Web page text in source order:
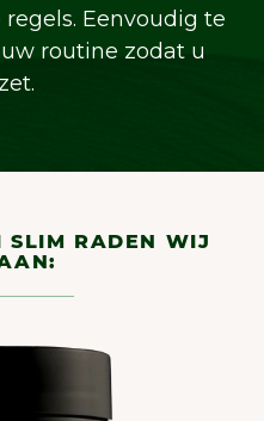
Eenvoudig te
routine zodat u
SLIM RADEN WIJ